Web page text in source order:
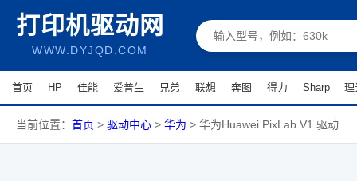
打印机驱动网
WWW.DYJQD.COM
首页 HP 佳能 爱普生 兄弟 联想 奔图 得力 Sharp 理
当前位置： 首页 > 驱动中心 > 华为 > 华为Huawei PixLab V1 驱动